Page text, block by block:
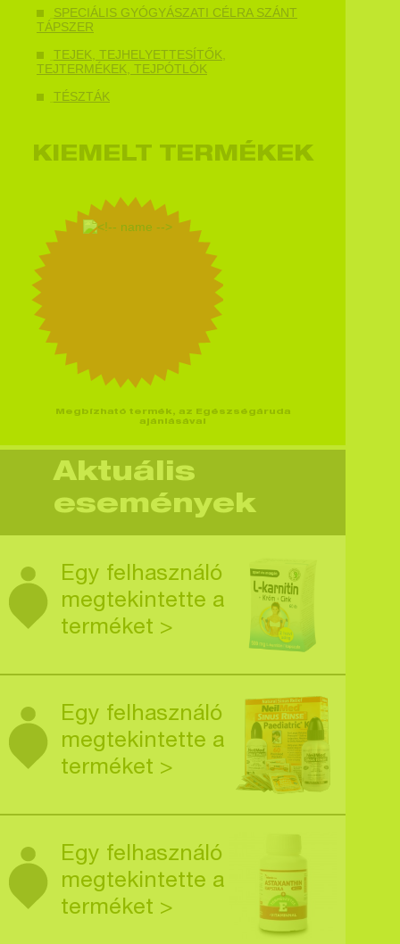
SPECIÁLIS GYÓGYÁSZATI CÉLRA SZÁNT
TÁPSZER
TEJEK, TEJHELYETTESÍTŐK,
TEJTERMÉKEK, TEJPÓTLÓK
TÉSZTÁK
KIEMELT TERMÉKEK
Megbízható termék, az Egészségáruda
ajánlásával
Aktuális
események
Egy felhasználó
megtekintette a
terméket >
Egy felhasználó
megtekintette a
terméket >
Egy felhasználó
megtekintette a
terméket >